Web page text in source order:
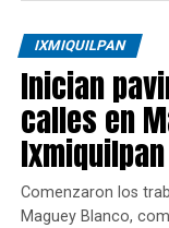
IXMIQUILPAN
Inician
calles en
Ixmiquilpan
Comenzaron los
Maguey Blanco,